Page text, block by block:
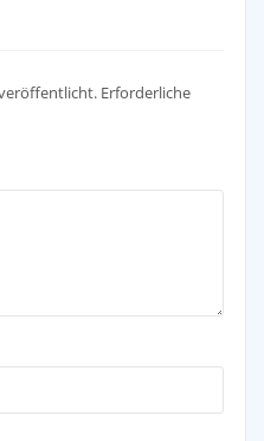
Erforderliche